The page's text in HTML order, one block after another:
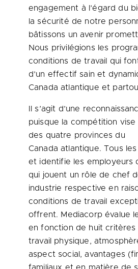
engagement à l’égard du
la sécurité de notre
bâtissons un avenir
Nous privilégions les
conditions de travail qui
d’un effectif sain et
Canada atlantique et
Il s’agit d’une
puisque la compétition
des quatre provinces du
Canada atlantique. Tous
et identifie les employeurs
qui jouent un rôle de chef
industrie respective en
conditions de travail
offrent. Mediacorp évalue
en fonction de huit critères
travail physique,
aspect social, avantages